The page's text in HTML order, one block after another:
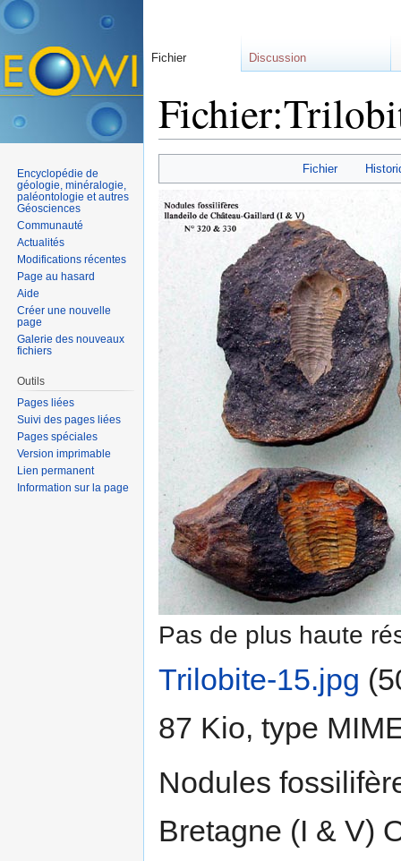
Fichier
Pas de plus haute
Trilobite-15.jpg
87 Kio, type
Nodules
Bretagne (I & V)
Fichier Discussion
Encyclopédie de
géologie, minéralogie,
paléontologie et autres
Géosciences
Communauté
Actualités
Modifications récentes
Page au hasard
Aide
Créer une nouvelle
page
Galerie des nouveaux
fichiers
Outils
Pages liées
Suivi des pages liées
Pages spéciales
Version imprimable
Lien permanent
Information sur la page